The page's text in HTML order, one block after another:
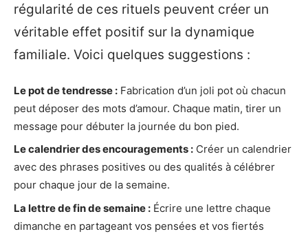
régularité de ces rituels peuvent créer un
véritable effet positif sur la dynamique
familiale. Voici quelques suggestions :
Le pot de tendresse : Fabrication d’un joli pot où chacun
peut déposer des mots d’amour. Chaque matin, tirer un
message pour débuter la journée du bon pied.
Le calendrier des encouragements : Créer un calendrier
avec des phrases positives ou des qualités à célébrer
pour chaque jour de la semaine.
La lettre de fin de semaine : Écrire une lettre chaque
dimanche en partageant vos pensées et vos fiertés